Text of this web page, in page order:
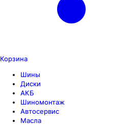
Корзина
Шины
Диски
АКБ
Шиномонтаж
Автосервис
Масла